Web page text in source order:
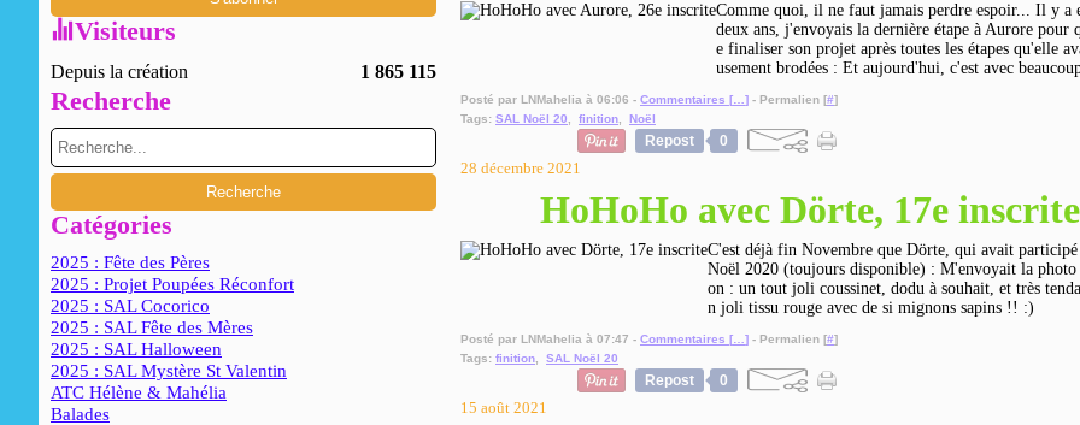
Visiteurs
Depuis la création 1 865 115
Recherche
Catégories
2025 : Fête des Pères
2025 : Projet Poupées Réconfort
2025 : SAL Cocorico
2025 : SAL Fête des Mères
2025 : SAL Halloween
2025 : SAL Mystère St Valentin
ATC Hélène & Mahélia
Balades
Comme quoi, il ne faut jamais perdre espoir... Il y a
deux ans, j'envoyais la dernière étape à Aurore pour
e finaliser son projet après toutes les étapes qu'elle
usement brodées : Et aujourd'hui, c'est avec
Posté par LNMahelia à 06:06 - Commentaires [ ] - Permalien [#]
Tags: SAL Noël 20 finition Noël
Repost 0
28 décembre 2021
HoHoHo avec Dörte, 17e inscrite
C'est déjà fin Novembre que Dörte, qui avait
Noël 2020 (toujours disponible) : M'envoyait la
on : un tout joli coussinet, dodu à souhait, et très
n joli tissu rouge avec de si mignons sapins !! :)
Posté par LNMahelia à 07:47 - Commentaires [ ] - Permalien [#]
Tags: finition SAL Noël 20
Repost 0
15 août 2021